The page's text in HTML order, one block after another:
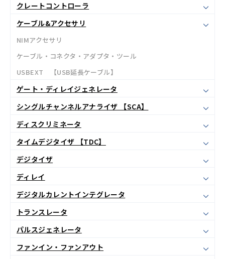
クレートコントローラ
ケーブル&アクセサリ
NIMアクセサリ
ケーブル・コネクタ・アダプタ・ツール
USBEXT 【USB延長ケーブル】
ゲート・ディレイジェネレータ
シングルチャンネルアナライザ 【SCA】
ディスクリミネータ
タイムデジタイザ 【TDC】
デジタイザ
ディレイ
デジタルカレントインテグレータ
トランスレータ
パルスジェネレータ
ファンイン・ファンアウト